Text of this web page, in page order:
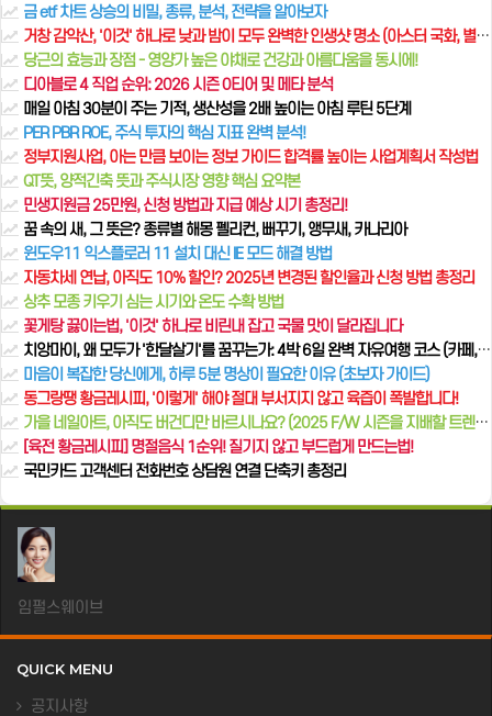
금 etf 차트 상승의 비밀, 종류, 분석, 전략을 알아보자
거창 감악산, '이것' 하나로 낮과 밤이 모두 완벽한 인생샷 명소 (아스터 국화, 별, 무지개 슬라이드 총정리)
당근의 효능과 장점 - 영양가 높은 야채로 건강과 아름다움을 동시에!
디아블로 4 직업 순위: 2026 시즌 0티어 및 메타 분석
매일 아침 30분이 주는 기적, 생산성을 2배 높이는 아침 루틴 5단계
PER PBR ROE, 주식 투자의 핵심 지표 완벽 분석!
정부지원사업, 아는 만큼 보이는 정보 가이드 합격률 높이는 사업계획서 작성법
QT뜻, 양적긴축 뜻과 주식시장 영향 핵심 요약본
민생지원금 25만원, 신청 방법과 지급 예상 시기 총정리!
꿈 속의 새, 그 뜻은? 종류별 해몽 펠리컨, 뻐꾸기, 앵무새, 카나리아
윈도우11 익스플로러 11 설치 대신 IE 모드 해결 방법
자동차세 연납, 아직도 10% 할인? 2025년 변경된 할인율과 신청 방법 총정리
상추 모종 키우기 심는 시기와 온도 수확 방법
꽃게탕 끓이는법, '이것' 하나로 비린내 잡고 국물 맛이 달라집니다
치앙마이, 왜 모두가 '한달살기'를 꿈꾸는가: 4박 6일 완벽 자유여행 코스 (카페, 힐링, 감성 총정리)
마음이 복잡한 당신에게, 하루 5분 명상이 필요한 이유 (초보자 가이드)
동그랑땡 황금레시피, '이렇게' 해야 절대 부서지지 않고 육즙이 폭발합니다!
가을 네일아트, 아직도 버건디만 바르시나요? (2025 F/W 시즌을 지배할 트렌드 컬러 5가지)
[육전 황금레시피] 명절음식 1순위! 질기지 않고 부드럽게 만드는법!
국민카드 고객센터 전화번호 상담원 연결 단축키 총정리
임펄스웨이브
QUICK MENU
공지사항